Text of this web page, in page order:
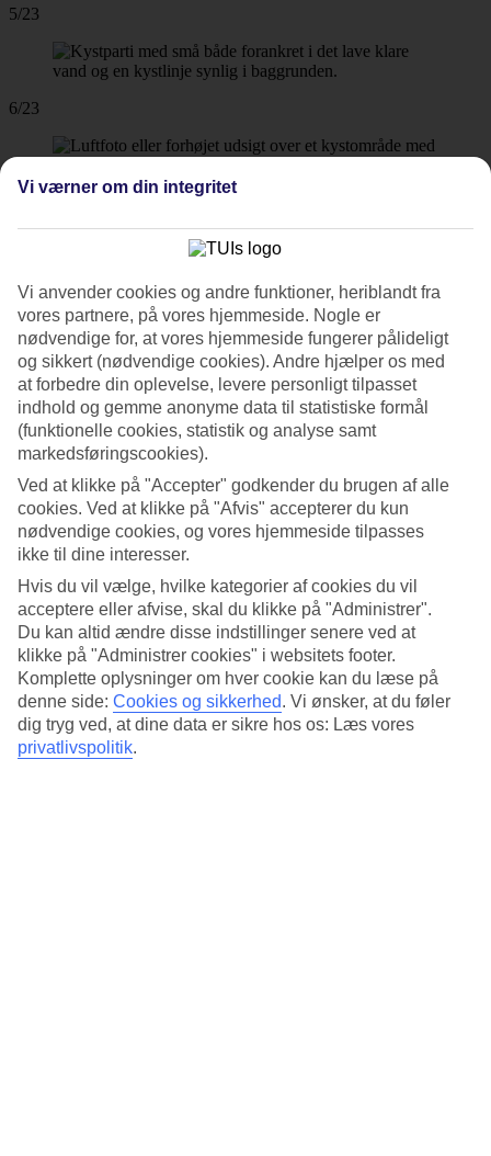
5/23
6/23
8/23
9/23
10/23
12/23
Vi værner om din integritet
Vi anvender cookies og andre funktioner, heriblandt fra
vores partnere, på vores hjemmeside. Nogle er
nødvendige for, at vores hjemmeside fungerer pålideligt
og sikkert (nødvendige cookies). Andre hjælper os med
at forbedre din oplevelse, levere personligt tilpasset
indhold og gemme anonyme data til statistiske formål
(funktionelle cookies, statistik og analyse samt
markedsføringscookies).
Ved at klikke på "Accepter" godkender du brugen af alle
cookies. Ved at klikke på "Afvis" accepterer du kun
nødvendige cookies, og vores hjemmeside tilpasses
ikke til dine interesser.
Hvis du vil vælge, hvilke kategorier af cookies du vil
acceptere eller afvise, skal du klikke på "Administrer".
Du kan altid ændre disse indstillinger senere ved at
klikke på "Administrer cookies" i websitets footer.
Komplette oplysninger om hver cookie kan du læse på
denne side: Cookies og sikkerhed. Vi ønsker, at du føler
dig tryg ved, at dine data er sikre hos os: Læs vores
privatlivspolitik.